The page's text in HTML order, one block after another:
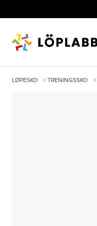
LØPESKO TRENINGSSKO